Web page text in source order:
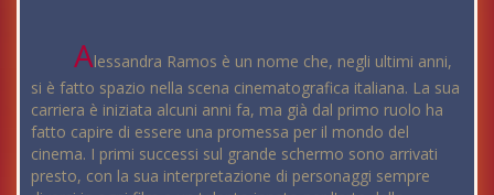
Alessandra Ramos è un nome che, negli ultimi anni,
si è fatto spazio nella scena cinematografica italiana. La sua
carriera è iniziata alcuni anni fa, ma già dal primo ruolo ha
fatto capire di essere una promessa per il mondo del
cinema. I primi successi sul grande schermo sono arrivati
presto, con la sua interpretazione di personaggi sempre